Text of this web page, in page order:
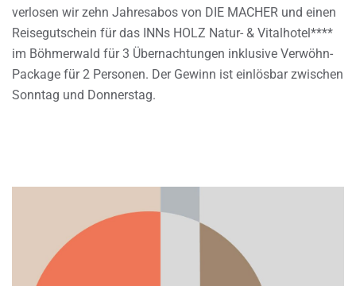
verlosen wir zehn Jahresabos von DIE MACHER und einen
Reisegutschein für das INNs HOLZ Natur- & Vitalhotel****
im Böhmerwald für 3 Übernachtungen inklusive Verwöhn-
Package für 2 Personen. Der Gewinn ist einlösbar zwischen
Sonntag und Donnerstag.